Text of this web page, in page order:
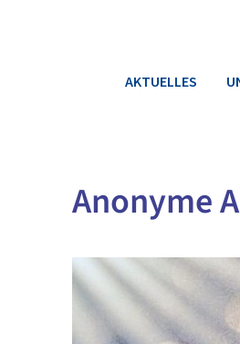
AKTUELLES
Anonyme